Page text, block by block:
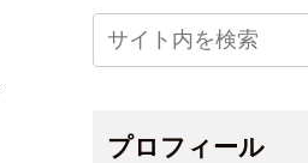
プロフィール